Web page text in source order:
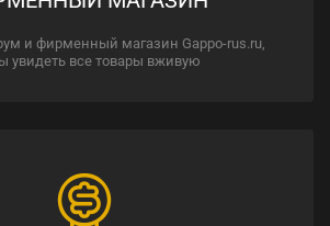
и фирменный магазин Gappo-rus.ru,
увидеть все товары вживую